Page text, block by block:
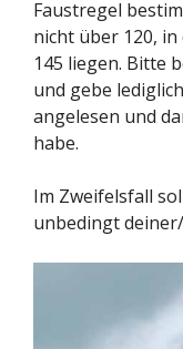
Faustregel
nicht über 120,
145 liegen. Bitte
und gebe
angelesen und
habe.
Im Zweifelsfall
unbedingt